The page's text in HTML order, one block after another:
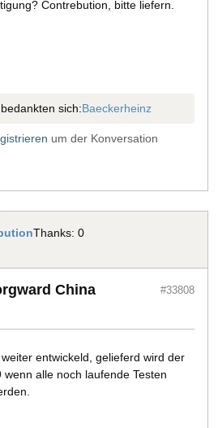
Contrebution, bitte liefern.
sich:Baeckerheinz
um der Konversation
Thanks: 0
China #33808
entwickeld, gelieferd wird der
alle noch laufende Testen